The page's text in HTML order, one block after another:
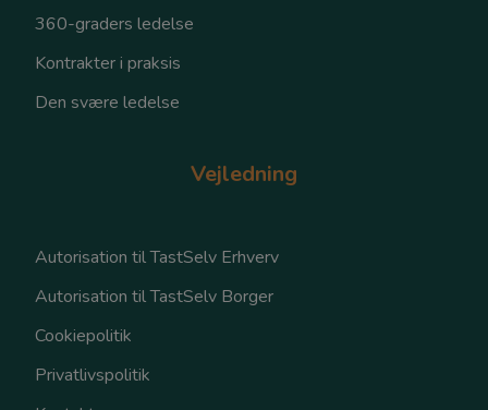
360-graders ledelse
Kontrakter i praksis
Den svære ledelse
Vejledning
Autorisation til TastSelv Erhverv
Autorisation til TastSelv Borger
Cookiepolitik
Privatlivspolitik